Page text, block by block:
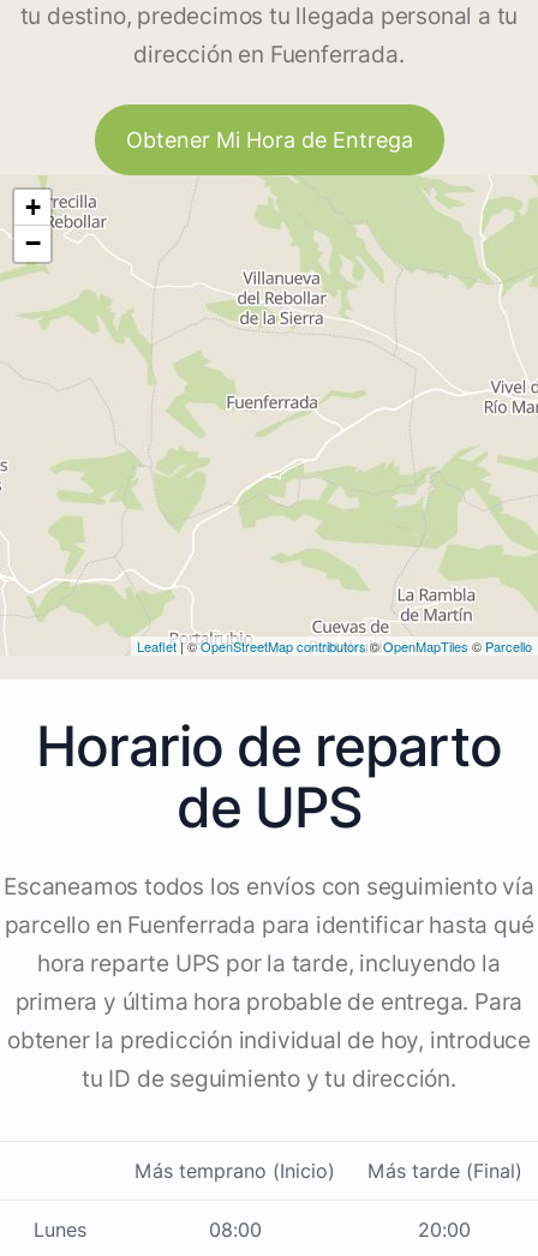
tu destino, predecimos tu llegada personal a tu
dirección en Fuenferrada.
Obtener Mi Hora de Entrega
+
−
Leaflet| ©OpenStreetMap contributors©OpenMapTiles © Parcello
Horario de reparto
de UPS
Escaneamos todos los envíos con seguimiento vía
parcello en Fuenferrada para identificar hasta qué
hora reparte UPS por la tarde, incluyendo la
primera y última hora probable de entrega. Para
obtener la predicción individual de hoy, introduce
tu ID de seguimiento y tu dirección.
Más temprano (Inicio) Más tarde (Final)
Lunes 08:00 20:00